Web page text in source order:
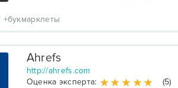
Ahrefs
http://ahrefs.com
Оценка эксперта:
(5)